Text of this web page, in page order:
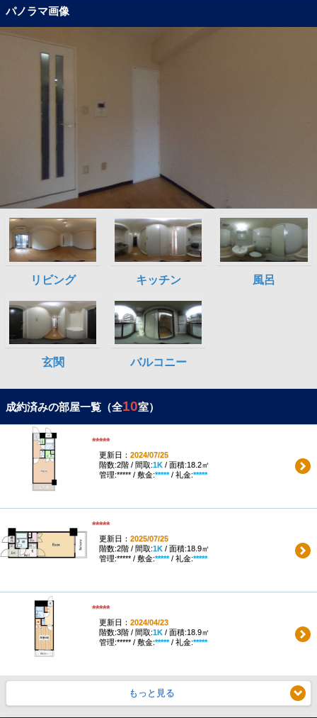
パノラマ画像
成約済みの部屋一覧（全10室）
*****
更新日： 2024/07/25
階数:2階 / 間取:1K/ 面積:18.2㎡
管理:***** / 敷金:*****/ 礼金:*****
*****
更新日： 2025/07/25
階数:2階 / 間取:1K/ 面積:18.9㎡
管理:***** / 敷金:*****/ 礼金:*****
*****
更新日： 2024/04/23
階数:3階 / 間取:1K/ 面積:18.9㎡
管理:***** / 敷金:*****/ 礼金:*****
もっと見る